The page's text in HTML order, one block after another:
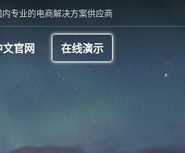
专业的电商解决方案供应商
官网 在线演示